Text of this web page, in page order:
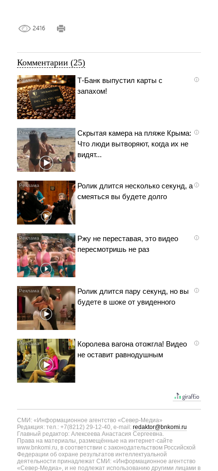
2416
Комментарии (25)
i
Т-Банк выпустил карты с
запахом!
i
Скрытая камера на пляже Крыма:
Что люди вытворяют, когда их не
видят...
i
Ролик длится несколько секунд, а
смеяться вы будете долго
i
Ржу не переставая, это видео
пересмотришь не раз
i
Ролик длится пару секунд, но вы
будете в шоке от увиденного
i
Королева вагона отожгла! Видео
не оставит равнодушным
СМИ: «Информационное агентство «Север-Медиа»
Редакция: тел.: +7(8212) 29-12-40, e-mail: redaktor@bnkomi.ru
Главный редактор: Алексеева Анастасия Сергеевна.
Права на материалы, размещённые на интернет-сайте
www.bnkomi.ru, в соответствии с законодательством Российской
Федерации об охране результатов интеллектуальной
деятельности принадлежат СМИ: «Информационное агентство
«Север-Медиа», и не подлежат использованию другими лицами в